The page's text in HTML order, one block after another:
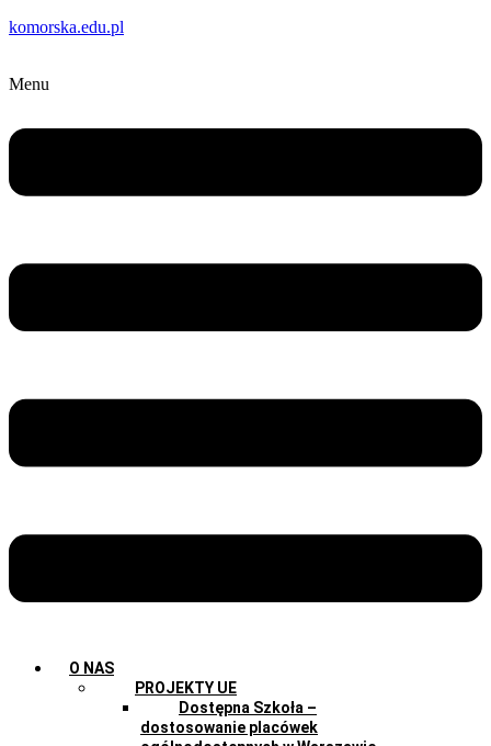
komorska.edu.pl
Menu
O NAS
PROJEKTY UE
Dostępna Szkoła –
dostosowanie placówek